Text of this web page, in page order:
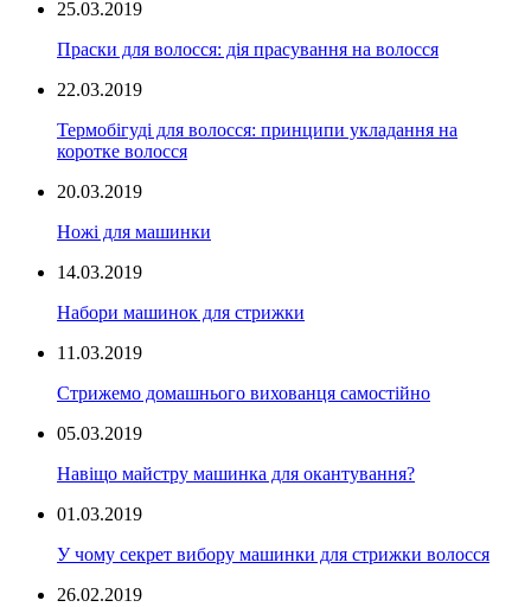
25.03.2019
Праски для волосся: дія прасування на волосся
22.03.2019
Термобігуді для волосся: принципи укладання на
коротке волосся
20.03.2019
Ножі для машинки
14.03.2019
Набори машинок для стрижки
11.03.2019
Стрижемо домашнього вихованця самостійно
05.03.2019
Навіщо майстру машинка для окантування?
01.03.2019
У чому секрет вибору машинки для стрижки волосся
26.02.2019